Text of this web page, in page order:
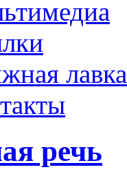
лавка
речь